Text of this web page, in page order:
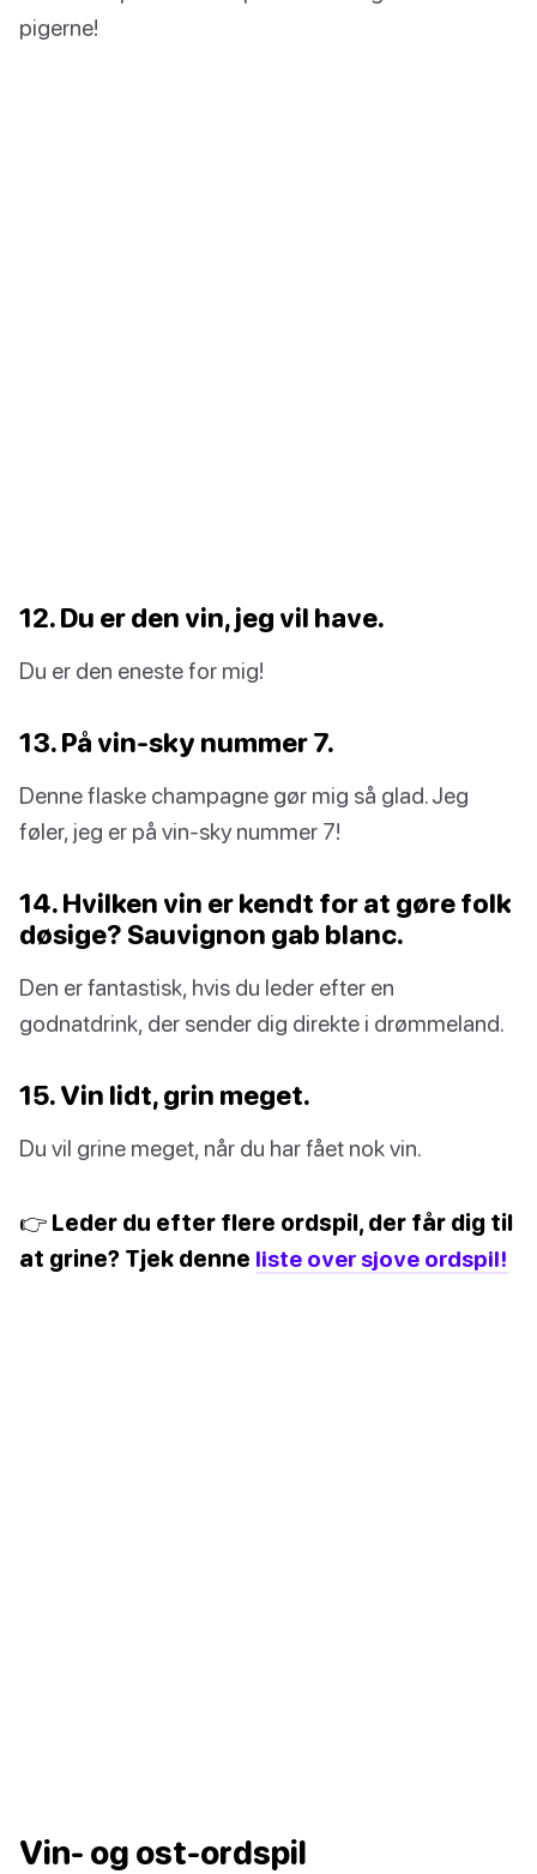
pigerne!
12. Du er den vin, jeg vil have.
Du er den eneste for mig!
13. På vin-sky nummer 7.
Denne flaske champagne gør mig så glad. Jeg
føler, jeg er på vin-sky nummer 7!
14. Hvilken vin er kendt for at gøre folk
døsige? Sauvignon gab blanc.
Den er fantastisk, hvis du leder efter en
godnatdrink, der sender dig direkte i drømmeland.
15. Vin lidt, grin meget.
Du vil grine meget, når du har fået nok vin.
👉 Leder du efter flere ordspil, der får dig til
at grine? Tjek denne liste over sjove ordspil!
Vin- og ost-ordspil